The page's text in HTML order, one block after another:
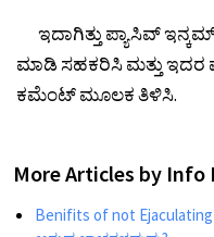
ಇದಾಗಿತ್ತು ಪ್ಯಾಸಿವ್
ಮಾಡಿ ಸಹಕರಿಸಿ ಮತ್ತು ಇದರ
ಕಮೆಂಟ್ ಮೂಲಕ ತಿಳಿಸಿ.
More Articles by Info
Benifits of not